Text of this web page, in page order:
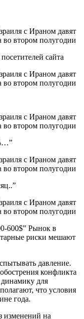
сайта
600$” Рынок в
риски мешают
давление.
конфликта
для
что условия
года.
изменений на